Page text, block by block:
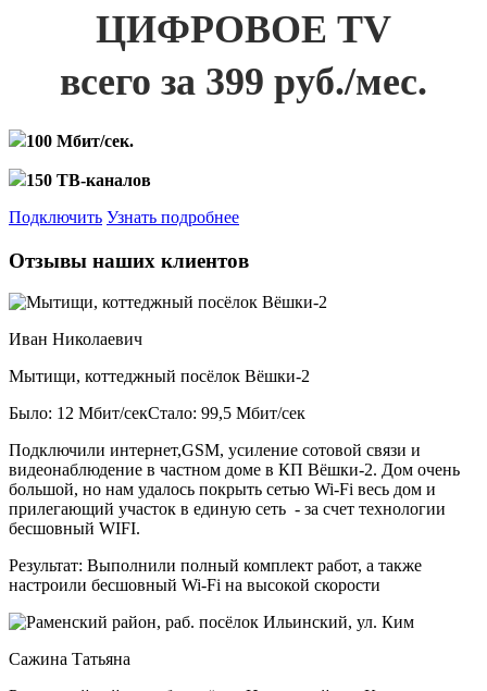
ЦИФРОВОЕ TV
всего за 399 руб./мес.
100 Мбит/сек.
150 ТВ-каналов
Подключить Узнать подробнее
Отзывы наших клиентов
Иван Николаевич
Мытищи, коттеджный посёлок Вёшки-2
Было: 12 Мбит/секСтало: 99,5 Мбит/сек
Подключили интернет,GSM, усиление сотовой связи и
видеонаблюдение в частном доме в КП Вёшки-2. Дом очень
большой, но нам удалось покрыть сетью Wi-Fi весь дом и
прилегающий участок в единую сеть - за счет технологии
бесшовный WIFI.
Результат: Выполнили полный комплект работ, а также
настроили бесшовный Wi-Fi на высокой скорости
Сажина Татьяна